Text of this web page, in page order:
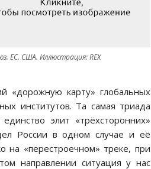
ЕС. США. Иллюстрация: REX
«дорожную карту» глобальных
институтов. Та самая триада
элит «трёхсторонних»
России в одном случае и её
на «перестроечном» треке, при
направлении ситуация у нас